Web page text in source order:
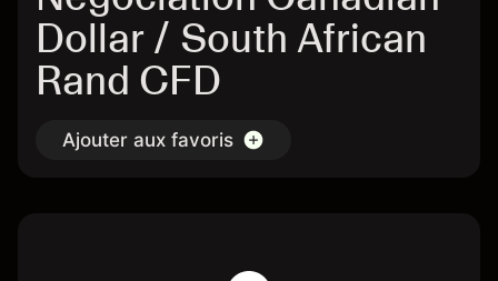
Dollar / South African
Rand CFD
Ajouter aux favoris